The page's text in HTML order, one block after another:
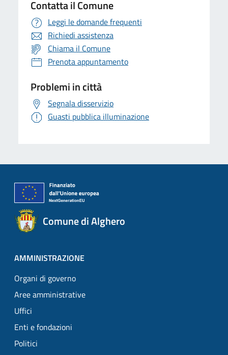
Contatta il Comune
Leggi le domande frequenti
Richiedi assistenza
Chiama il Comune
Prenota appuntamento
Problemi in città
Segnala disservizio
Guasti pubblica illuminazione
Comune di Alghero
AMMINISTRAZIONE
Organi di governo
Aree amministrative
Uffici
Enti e fondazioni
Politici